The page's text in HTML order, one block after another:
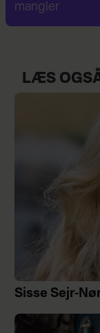
mangler
LÆS
Sisse Sejr-